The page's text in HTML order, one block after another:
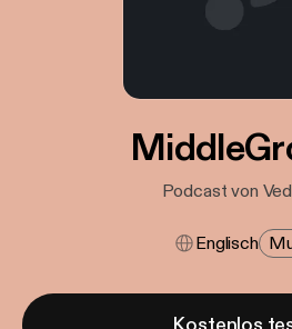
Podcast von
Englisch